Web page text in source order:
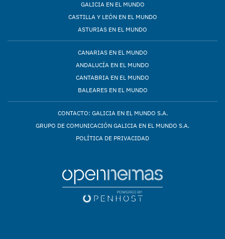
GALICIA EN EL MUNDO
CASTILLA Y LEÓN EN EL MUNDO
ASTURIAS EN EL MUNDO
CANARIAS EN EL MUNDO
ANDALUCÍA EN EL MUNDO
CANTABRIA EN EL MUNDO
BALEARES EN EL MUNDO
CONTACTO: GALICIA EN EL MUNDO S.A.
GRUPO DE COMUNICACIÓN GALICIA EN EL MUNDO S.A.
POLÍTICA DE PRIVACIDAD